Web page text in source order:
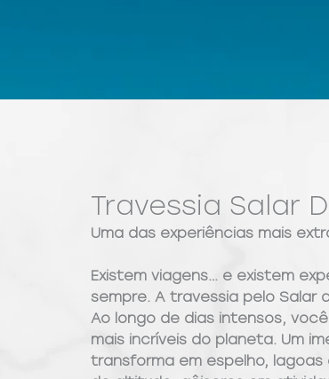
Travessia Salar
Uma das experiências mais
Existem viagens… e existem
sempre. A travessia pelo Salar
Ao longo de dias intensos,
mais incríveis do planeta. Um
transforma em espelho,